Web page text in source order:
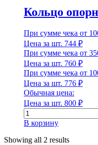
Единица измерения
Форма
Форма
Кольцо
При сумме чека от
Цена за шт. 744 ₽
При сумме чека от
Цена за шт. 760 ₽
При сумме чека от
Цена за шт. 776 ₽
Обычная цена:
Цена за шт. 800 ₽
Количество
товара
Кольцо
опорное
В корзину
Showing all 2 results